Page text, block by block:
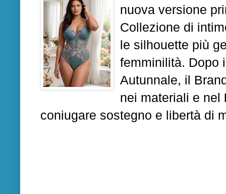
nuova versione
Collezione di
le silhouette più
femminilità. Dopo
Autunnale, il
nei materiali e nel
coniugare sostegno e libertà di